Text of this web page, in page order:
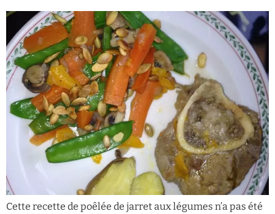
Cette recette de poêlée de jarret aux légumes n’a pas été